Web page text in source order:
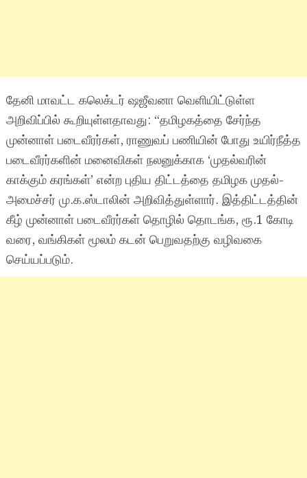
தேனி மாவட்ட கலெக்டர் ஷஜீவனா வெளியிட்டுள்ள
அறிவிப்பில் கூறியுள்ளதாவது: “தமிழகத்தை சேர்ந்த
முன்னாள் படைவீரர்கள், ராணுவப் பணியின் போது உயிர்நீத்த
படைவீரர்களின் மனைவிகள் நலனுக்காக ‘முதல்வரின்
காக்கும் கரங்கள்’ என்ற புதிய திட்டத்தை தமிழக முதல்-
அமைச்சர் மு.க.ஸ்டாலின் அறிவித்துள்ளார். இத்திட்டத்தின்
கீழ் முன்னாள் படைவீரர்கள் தொழில் தொடங்க, ரூ.1 கோடி
வரை, வங்கிகள் மூலம் கடன் பெறுவதற்கு வழிவகை
செய்யப்படும்.